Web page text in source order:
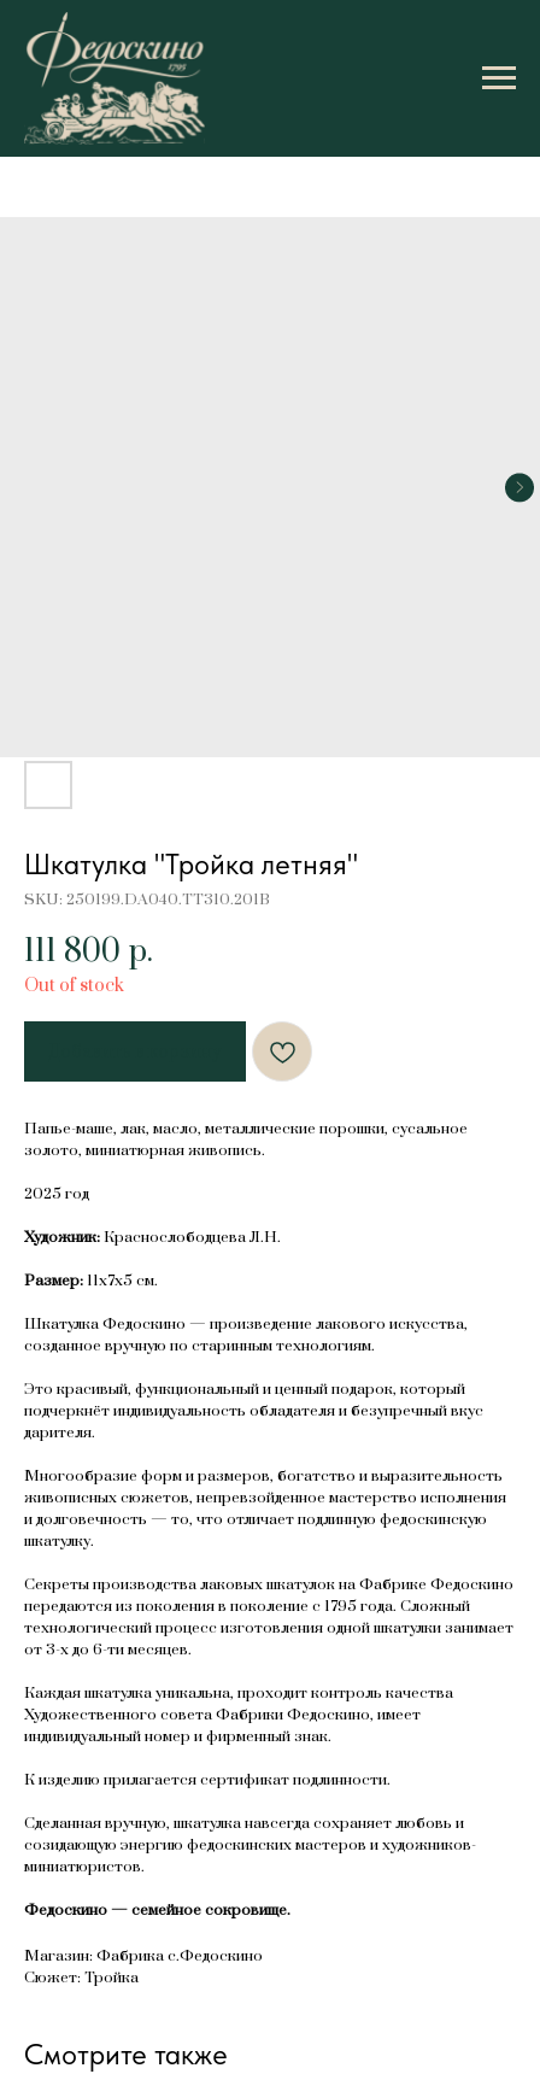
Шкатулка "Тройка летняя"
SKU: 250199.DA040.TT310.201B
111 800 р.
Out of stock
Папье-маше, лак, масло, металлические порошки, сусальное
золото, миниатюрная живопись.
2025 год
Художник:Краснослободцева Л.Н.
Размер: 11х7х5 см.
Шкатулка Федоскино — произведение лакового искусства,
созданное вручную по старинным технологиям.
Это красивый, функциональный и ценный подарок, который
подчеркнёт индивидуальность обладателя и безупречный вкус
дарителя.
Многообразие форм и размеров, богатство и выразительность
живописных сюжетов, непревзойденное мастерство исполнения
и долговечность — то, что отличает подлинную федоскинскую
шкатулку.
Секреты производства лаковых шкатулок на Фабрике Федоскино
передаются из поколения в поколение с 1795 года. Сложный
технологический процесс изготовления одной шкатулки занимает
от 3-х до 6-ти месяцев.
Каждая шкатулка уникальна, проходит контроль качества
Художественного совета Фабрики Федоскино, имеет
индивидуальный номер и фирменный знак.
К изделию прилагается сертификат подлинности.
Сделанная вручную, шкатулка навсегда сохраняет любовь и
созидающую энергию федоскинских мастеров и художников-
миниатюристов.
Федоскино — семейное сокровище.
Магазин: Фабрика с.Федоскино
Сюжет: Тройка
Смотрите также